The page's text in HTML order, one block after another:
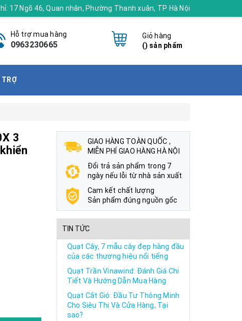
17 Ngõ 46, Quan nhân, Phường Thanh xuân, TP Hà Nội
Hỗ trợ mua hàng
0963230665
Giỏ hàng
() sản phẩm
TRỢ
3
GIAO HÀNG TOÀN QUỐC ,
MIỄN PHÍ GIAO HÀNG HÀ NỘI
Đổi trả sản phẩm trong 7
ngày nếu lỗi từ nhà sản xuất
Cam kết chất lượng
Sản phẩm đúng nguồn gốc
TIN TỨC
Quạt Cây, 7 mẫu cây đẹp hàng đầu
của các thương hiệu nổi tiếng
Quạt Trần Vinawind: Đánh Giá Chi
Tiết Và Hướng Dẫn Mua Hàng
Quạt Cắt Gió: Đầu Tư Thông Minh
Cho Siêu Thị Và Cửa Hàng, Tại
sao?